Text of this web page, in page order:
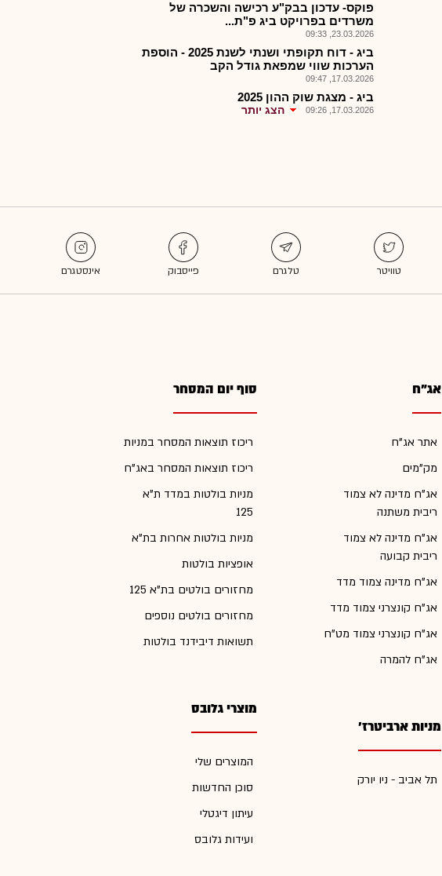
פוקס- עדכון בבק"ע רכישה והשכרה של
משרדים בפרויקט ביג פ"ת...
23.03.2026, 09:33
ביג - דוח תקופתי ושנתי לשנת 2025 - הוספת
הערכות שווי שמפאת גודל הקב
17.03.2026, 09:47
ביג - מצגת שוק ההון 2025
17.03.2026, 09:26 הצג יותר
אג"ח
אתר אג"ח
מק"מים
אג"ח מדינה לא צמוד
ריבית משתנה
אג"ח מדינה לא צמוד
ריבית קבועה
אג"ח מדינה צמוד מדד
אג"ח קונצרני צמוד מדד
אג"ח קונצרני צמוד מט"ח
אג"ח להמרה
מניות ארביטרז'
תל אביב - ניו יורק
סוף יום המסחר
ריכוז תוצאות המסחר במניות
ריכוז תוצאות המסחר באג"ח
מניות בולטות במדד ת"א
125
מניות בולטות אחרות בת"א
אופציות בולטות
מחזורים בולטים בת"א 125
מחזורים בולטים נוספים
תשואות דיבידנד בולטות
מוצרי גלובס
המוצרים שלי
סוכן החדשות
עיתון דיגטלי
ועידות גלובס